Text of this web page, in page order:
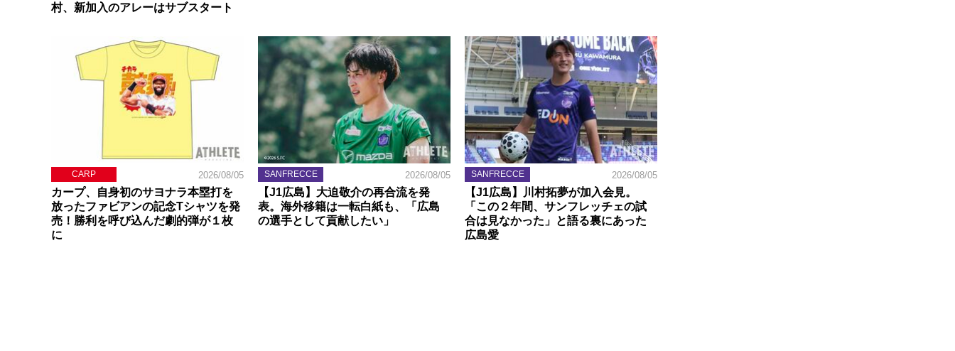
村、新加入のアレーはサブスタート
CARP 2026/08/05
カープ、自身初のサヨナラ本塁打を
放ったファビアンの記念Tシャツを発
売！勝利を呼び込んだ劇的弾が１枚
に
SANFRECCE 2026/08/05
【J1広島】大迫敬介の再合流を発
表。海外移籍は一転白紙も、「広島
の選手として貢献したい」
SANFRECCE 2026/08/05
【J1広島】川村拓夢が加入会見。
「この２年間、サンフレッチェの試
合は見なかった」と語る裏にあった
広島愛